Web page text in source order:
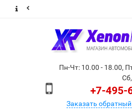
Пн-Чт: 10.00 - 18.00,
+7-495-
Заказать